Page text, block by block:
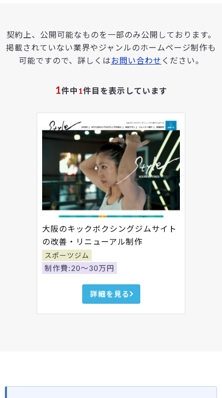
契約上、公開可能なものを一部のみ公開しております。
掲載されていない業界やジャンルのホームページ制作も
可能ですので、詳しくはお問い合わせ ください。
1件中 1件目を表示しています
大阪のキックボクシングジムサイト
の改善・リニューアル制作
スポーツジム
制作費:20～30万円
詳細を見る